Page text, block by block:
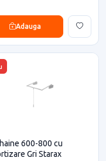
Adauga
600-800 cu
Gri Starax